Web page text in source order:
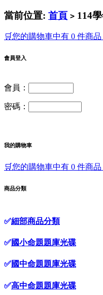
當前位置: 首頁 > 114
🛒您的購物車中有 0 件商
會員登入
會員：
密碼：
我的購物車
🛒您的購物車中有 0 件商
商品分類
✅細部商品分類
✅國小命題題庫光碟
✅國中命題題庫光碟
✅高中命題題庫光碟